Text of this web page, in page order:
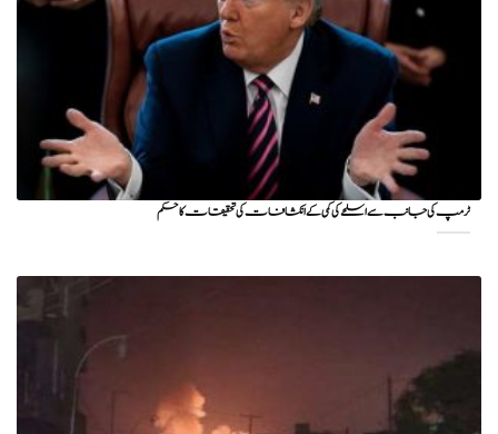
ٹرمپ کی جانب سے اسلحے کی کمی کے انکشافات کی تحقیقات کا حکم